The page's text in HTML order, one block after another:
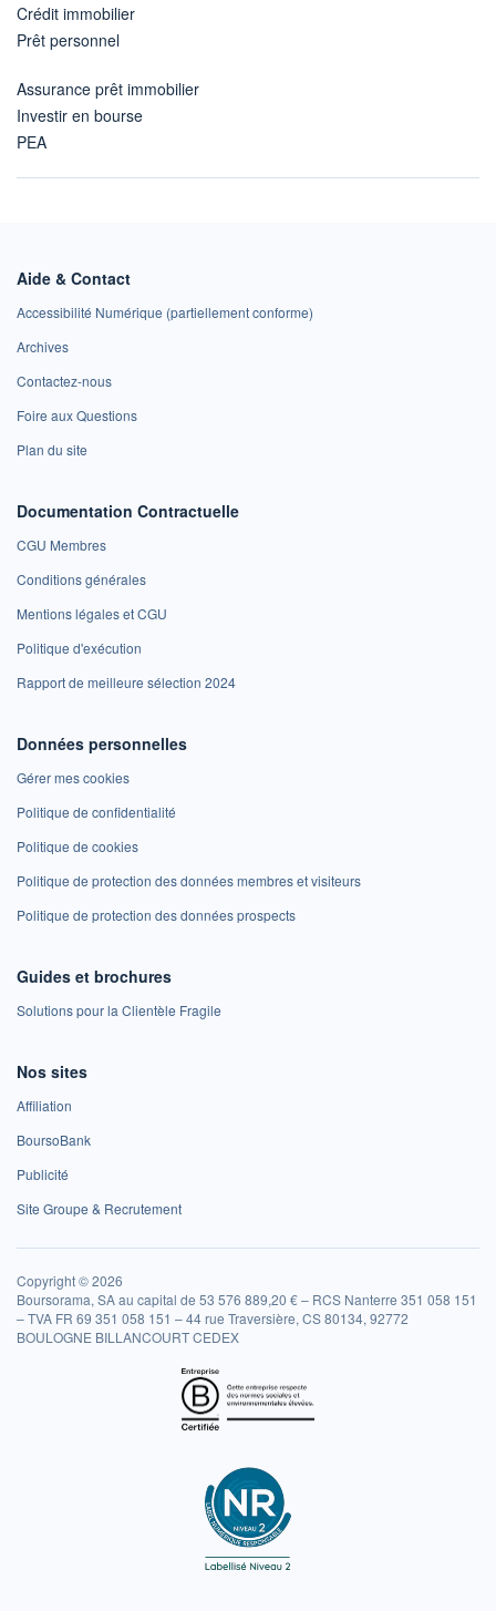
Crédit immobilier
Prêt personnel
Assurance prêt immobilier
Investir en bourse
PEA
Aide & Contact
Accessibilité Numérique (partiellement conforme)
Archives
Contactez-nous
Foire aux Questions
Plan du site
Documentation Contractuelle
CGU Membres
Conditions générales
Mentions légales et CGU
Politique d'exécution
Rapport de meilleure sélection 2024
Données personnelles
Gérer mes cookies
Politique de confidentialité
Politique de cookies
Politique de protection des données membres et visiteurs
Politique de protection des données prospects
Guides et brochures
Solutions pour la Clientèle Fragile
Nos sites
Affiliation
BoursoBank
Publicité
Site Groupe & Recrutement
Copyright © 2026
Boursorama, SA au capital de 53 576 889,20 € – RCS Nanterre 351 058 151
– TVA FR 69 351 058 151 – 44 rue Traversière, CS 80134, 92772
BOULOGNE BILLANCOURT CEDEX